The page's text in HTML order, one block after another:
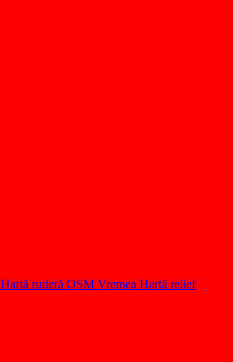
Hartă rutieră OSM Vremea Hartă relief